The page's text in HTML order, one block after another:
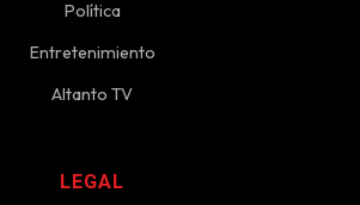
Política
Entretenimiento
Altanto TV
LEGAL